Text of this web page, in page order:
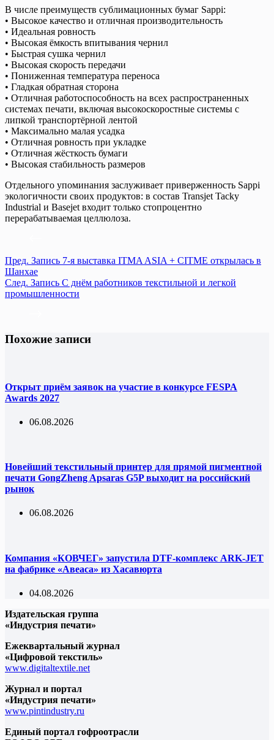
В числе преимуществ сублимационных бумаг Sappi:
• Высокое качество и отличная производительность
• Идеальная ровность
• Высокая ёмкость впитывания чернил
• Быстрая сушка чернил
• Высокая скорость передачи
• Пониженная температура переноса
• Гладкая обратная сторона
• Отличная работоспособность на всех распространенных
системах печати, включая высокоскоростные системы с
липкой транспортёрной лентой
• Максимально малая усадка
• Отличная ровность при укладке
• Отличная жёсткость бумаги
• Высокая стабильность размеров
Отдельного упоминания заслуживает приверженность Sappi
экологичности своих продуктов: в состав Transjet Tacky
Industrial и Basejet входит только стопроцентно
перерабатываемая целлюлоза.
Пред. Запись 7-я выставка ITMA ASIA + CITME открылась в
Шанхае
След. Запись С днём работников текстильной и легкой
промышленности
Похожие записи
Открыт приём заявок на участие в конкурсе FESPA
Awards 2027
06.08.2026
Новейший текстильный принтер для прямой пигментной
печати GongZheng Apsaras G5P выходит на российский
рынок
06.08.2026
Компания «КОВЧЕГ» запустила DTF-комплекс ARK-JET
на фабрике «Авеаса» из Хасавюрта
04.08.2026
Издательская группа
«Индустрия печати»
Ежеквартальный журнал
«Цифровой текстиль»
www.digitaltextile.net
Журнал и портал
«Индустрия печати»
www.pintindustry.ru
Единый портал гофроотрасли